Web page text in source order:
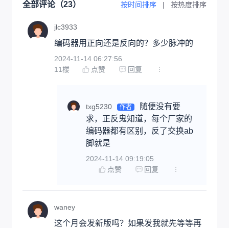
全部评论（23） 按时间排序 | 按热度排序
jlc3933
编码器用正向还是反向的？多少脉冲的
2024-11-14 06:27:56
11楼 点赞 回复
txg5230 作者
随便没有要
求，正反鬼知道，每个厂家的
编码器都有区别，反了交换ab
脚就是
2024-11-14 09:19:05
点赞
回复
waney
这个月会发新版吗？如果发我就先等等再